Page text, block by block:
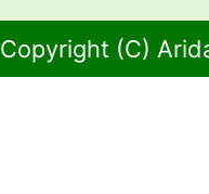
Copyright (C)